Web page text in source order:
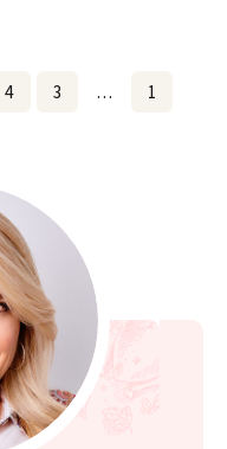
pagination
Page
1
…
Page
3
4